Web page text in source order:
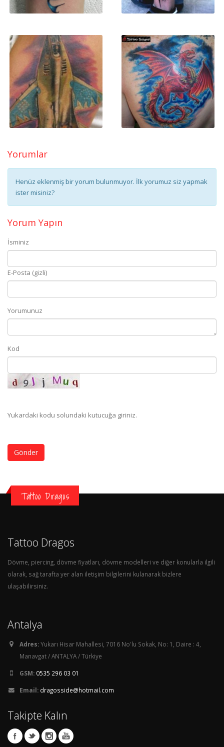
Yorumlar
Henüz eklenmiş bir yorum bulunmuyor. İlk yorumuz siz yapmak
ister misiniz?
Yorum Yapın
İsminiz
E-Posta (gizli)
Yorumunuz
Kod
Yukardaki kodu solundaki kutucuğa giriniz.
Gönder
Tattoo Dragos
Tattoo Dragos
Dövme, piercing, dövme fiyatları, dövme modelleri ve diğer konularla ilgili
olarak, sağ tarafta yer alan iletişim bilgilerini kulanarak bizlere
ulaşabilirsiniz.
Antalya
Adres:Yukarı Hisar Mahallesi, 7016 No'lu Sokak, No: 1, Daire : 4,
Manavgat / ANTALYA / Türkiye
GSM: 0535 296 03 01
Email: dragosside@hotmail.com
Takipte Kalın